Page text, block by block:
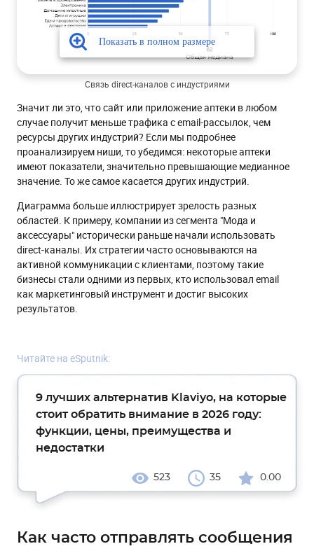
Связь direct-каналов с индустриями
Значит ли это, что сайт или приложение аптеки в любом
случае получит меньше трафика с email-рассылок, чем
ресурсы других индустрий? Если мы подробнее
проанализируем ниши, то убедимся: некоторые аптеки
имеют показатели, значительно превышающие медианное
значение. То же самое касается других индустрий.
Диаграмма больше иллюстрирует зрелость разных
областей. К примеру, компании из сегмента "Мода и
аксессуары" исторически раньше начали использовать
direct-каналы. Их стратегии часто основываются на
активной коммуникации с клиентами, поэтому такие
бизнесы стали одними из первых, кто использовал email
как маркетинговый инструмент и достиг высоких
результатов.
Читайте на eSputnik:
9 лучших альтернатив Klaviyo, на которые
стоит обратить внимание в 2026 году:
функции, цены, преимущества и
недостатки
523 35 0.00
Как часто отправлять сообщения